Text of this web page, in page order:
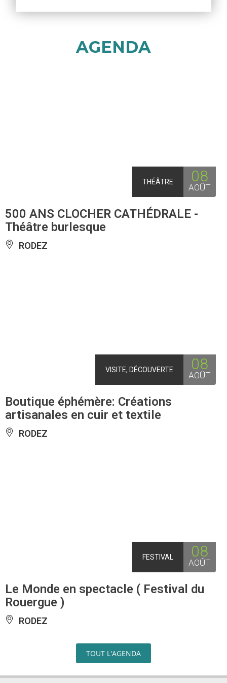
AGENDA
THÉÂTRE 08
AOÛT
500 ANS CLOCHER CATHÉDRALE -
Théâtre burlesque
RODEZ
VISITE, DÉCOUVERTE 08
AOÛT
Boutique éphémère: Créations
artisanales en cuir et textile
RODEZ
FESTIVAL 08
AOÛT
Le Monde en spectacle ( Festival du
Rouergue )
RODEZ
TOUT L'AGENDA